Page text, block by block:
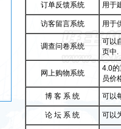
订单反馈系统 用于
访客留言系统 用于
调查问卷系统
可以
页中.
网上购物系统
4.0
员价
博 客 系 统 可以
论 坛 系 统 可以